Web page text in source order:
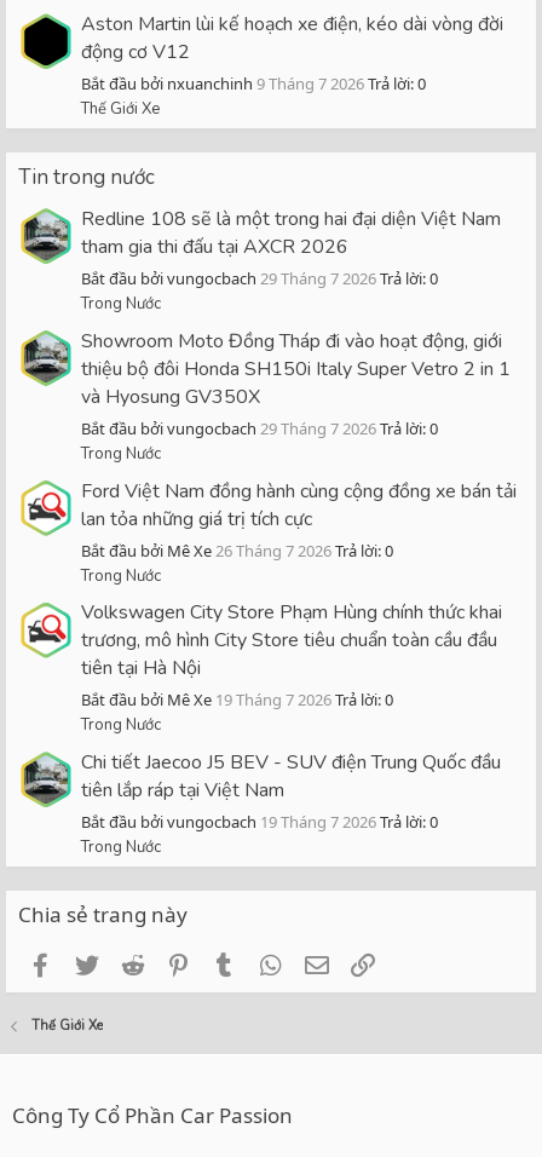
Aston Martin lùi kế hoạch xe điện, kéo dài vòng đời
động cơ V12
Bắt đầu bởi nxuanchinh 9 Tháng 7 2026Trả lời: 0
Thế Giới Xe
Tin trong nước
Redline 108 sẽ là một trong hai đại diện Việt Nam
tham gia thi đấu tại AXCR 2026
Bắt đầu bởi vungocbach 29 Tháng 7 2026Trả lời: 0
Trong Nước
Showroom Moto Đồng Tháp đi vào hoạt động, giới
thiệu bộ đôi Honda SH150i Italy Super Vetro 2 in 1
và Hyosung GV350X
Bắt đầu bởi vungocbach 29 Tháng 7 2026Trả lời: 0
Trong Nước
Ford Việt Nam đồng hành cùng cộng đồng xe bán tải
lan tỏa những giá trị tích cực
Bắt đầu bởi Mê Xe 26 Tháng 7 2026Trả lời: 0
Trong Nước
Volkswagen City Store Phạm Hùng chính thức khai
trương, mô hình City Store tiêu chuẩn toàn cầu đầu
tiên tại Hà Nội
Bắt đầu bởi Mê Xe 19 Tháng 7 2026Trả lời: 0
Trong Nước
Chi tiết Jaecoo J5 BEV - SUV điện Trung Quốc đầu
tiên lắp ráp tại Việt Nam
Bắt đầu bởi vungocbach 19 Tháng 7 2026Trả lời: 0
Trong Nước
Chia sẻ trang này
FacebookTwitterReddit PinterestTumblrWhatsApp
Email
Thế Giới Xe
Công Ty Cổ Phần Car Passion